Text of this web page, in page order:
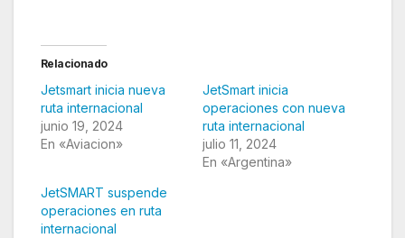
Relacionado
Jetsmart inicia nueva
ruta internacional
junio 19, 2024
En «Aviacion»
JetSmart inicia
operaciones con nueva
ruta internacional
julio 11, 2024
En «Argentina»
JetSMART suspende
operaciones en ruta
internacional